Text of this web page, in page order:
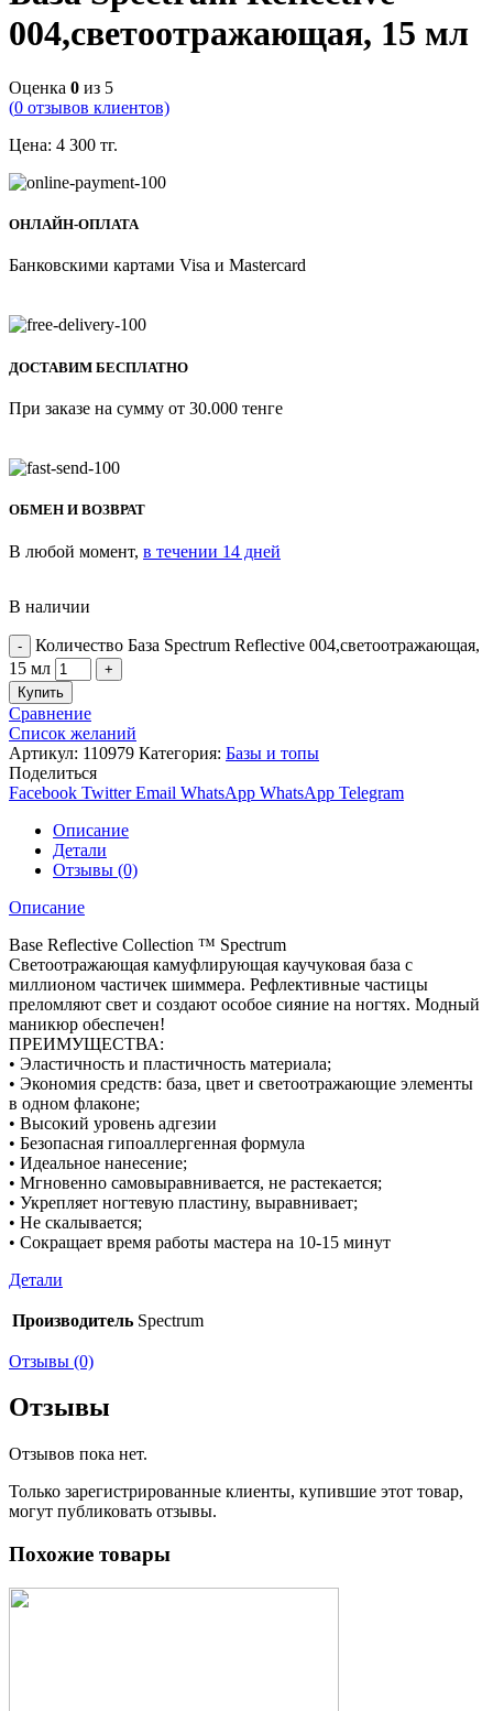
004,светоотражающая, 15 мл
Оценка 0 из 5
(0 отзывов клиентов)
Цена: 4 300 тг.
ОНЛАЙН-ОПЛАТА
Банковскими картами Visa и Mastercard
ДОСТАВИМ БЕСПЛАТНО
При заказе на сумму от 30.000 тенге
ОБМЕН И ВОЗВРАТ
В любой момент, в течении 14 дней
В наличии
Количество База Spectrum Reflective 004,светоотражающая,
15 мл
Купить
Сравнение
Список желаний
Артикул: 110979 Категория: Базы и топы
Поделиться
Facebook Twitter Email WhatsApp WhatsApp Telegram
Описание
Детали
Отзывы (0)
Описание
Base Reflective Collection ™️ Spectrum
Светоотражающая камуфлирующая каучуковая база с
миллионом частичек шиммера. Рефлективные частицы
преломляют свет и создают особое сияние на ногтях. Модный
маникюр обеспечен!
ПРЕИМУЩЕСТВА:
• Эластичность и пластичность материала;
• Экономия средств: база, цвет и светоотражающие элементы
в одном флаконе;
• Высокий уровень адгезии
• Безопасная гипоаллергенная формула
• Идеальное нанесение;
• Мгновенно самовыравнивается, не растекается;
• Укрепляет ногтевую пластину, выравнивает;
• Не скалывается;
• Сокращает время работы мастера на 10-15 минут
Детали
Производитель Spectrum
Отзывы (0)
Отзывы
Отзывов пока нет.
Только зарегистрированные клиенты, купившие этот товар,
могут публиковать отзывы.
Похожие товары